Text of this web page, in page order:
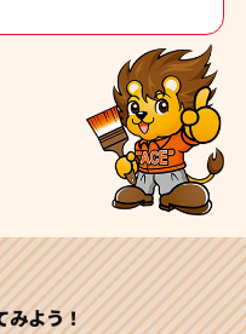
みよう！